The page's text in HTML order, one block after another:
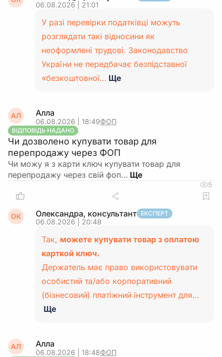
06.08.2026 | 21:01
У разі перевірки податківці можуть
розглядати такі відносини як
неоформлені трудові. Законодавство
України не передбачає безпідставної
«безкоштовної… Ще
АЛ Алла
06.08.2026 | 18:49ФОП
ВІДПОВІДЬ НАДАНО
Чи дозволено купувати товар для
перепродажу через ФОП
Чи можу я з карти ключ купувати товар для
перепродажу через свій фоп…
5
ОК Олександра, консультант ЕКСПЕРТ
06.08.2026 | 20:48
Так, можете купувати товар з оплатою
карткой ключ.
Держатель має право використовувати
особистий та/або корпоративний
(бізнесовий) платіжний інструмент для…
Ще
АЛ Алла
06.08.2026 | 18:48ФОП